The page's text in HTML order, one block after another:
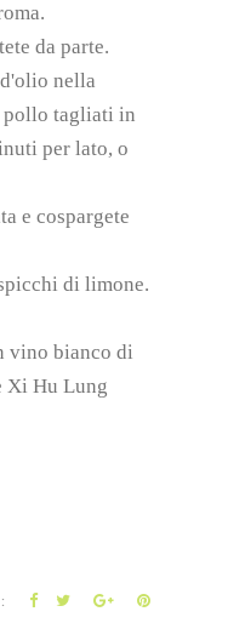
da parte.
nella
tagliati in
per lato, o
e cospargete
di limone.
vino bianco di
Xi Hu Lung